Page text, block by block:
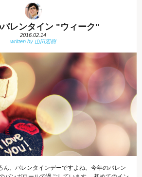
レンタイン "ウィーク"
2016.02.14
ん、バレンタインデーですよね。今年のバレン